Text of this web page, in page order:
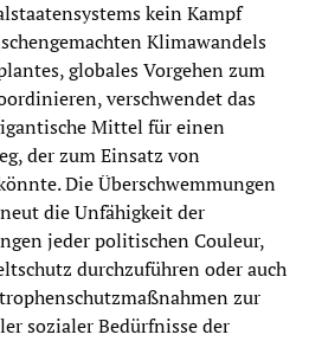
kein Kampf
Klimawandels
globales Vorgehen zum
verschwendet das
Mittel für einen
der zum Einsatz von
Die Überschwemmungen
die Unfähigkeit der
jeder politischen Couleur,
durchzuführen oder auch
zur
sozialer Bedürfnisse der